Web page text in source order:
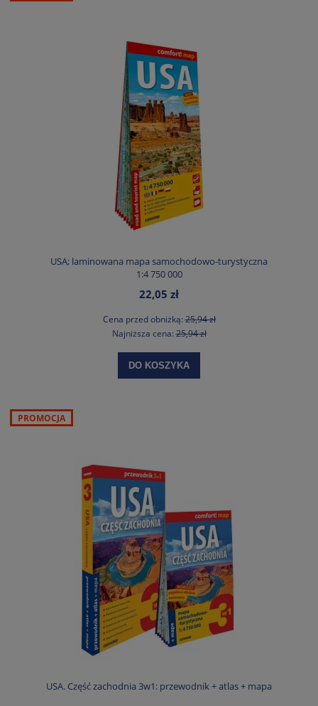
USA; laminowana mapa samochodowo-turystyczna
1:4 750 000
22,05 zł
Cena przed obniżką:25,94 zł
Najniższa cena:25,94 zł
DO KOSZYKA
USA. Część zachodnia 3w1: przewodnik + atlas + mapa
PROMOCJA